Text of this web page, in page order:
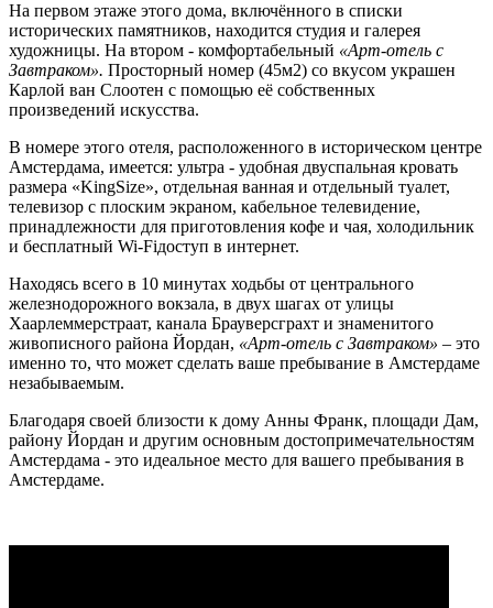
На первом этаже этого дома, включённого в списки
исторических памятников, находится студия и галерея
художницы. На втором - комфортабельный «Арт-отель с
Завтраком». Просторный номер (45м2) со вкусом украшен
Карлой ван Слоотен с помощью её собственных
произведений искусства.
В номере этого отеля, расположенного в историческом центре
Амстердама, имеется: ультра - удобная двуспальная кровать
размера «KingSize», отдельная ванная и отдельный туалет,
телевизор с плоским экраном, кабельное телевидение,
принадлежности для приготовления кофе и чая, холодильник
и бесплатный Wi-Fiдоступ в интернет.
Находясь всего в 10 минутах ходьбы от центрального
железнодорожного вокзала, в двух шагах от улицы
Хаарлеммерстраат, канала Брауверсграхт и знаменитого
живописного района Йордан, «Арт-отель с Завтраком» – это
именно то, что может сделать ваше пребывание в Амстердаме
незабываемым.
Благодаря своей близости к дому Анны Франк, площади Дам,
району Йордан и другим основным достопримечательностям
Амстердама - это идеальное место для вашего пребывания в
Амстердаме.